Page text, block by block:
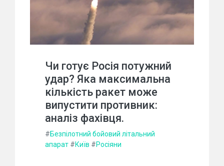
Чи готує Росія потужний
удар? Яка максимальна
кількість ракет може
випустити противник:
аналіз фахівця.
#Безпілотний бойовий літальний
апарат #Київ #Росіяни